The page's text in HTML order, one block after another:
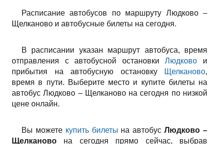
Расписание автобусов по маршруту Людково –
Щелканово и автобусные билеты на сегодня.
В расписании указан маршрут автобуса, время
отправления с автобусной остановкиЛюдково и
прибытия на автобусную остановку
Щелканово,
время в пути. Выберите место и купите билеты на
автобус Людково – Щелканово на сегодня по низкой
цене онлайн.
Вы можете купить билеты на автобусЛюдково –
Щелканово на сегодня прямо сейчас, выбрав